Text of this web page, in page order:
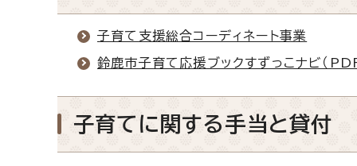
子育て支援総合コーディネート事業
鈴鹿市子育て応援ブックすずっこナビ（
子育てに関する手当と貸付